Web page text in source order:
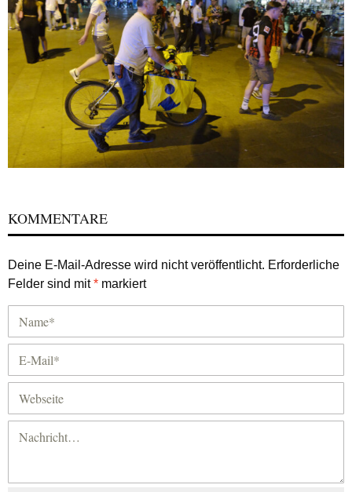
KOMMENTARE
Deine E-Mail-Adresse wird nicht veröffentlicht. Erforderliche
Felder sind mit* markiert